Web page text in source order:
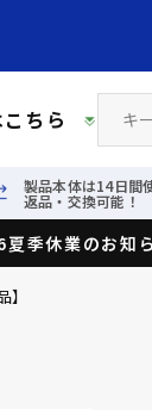
ちら
製品本体は14日間
返品・交換可能！
季休業のお知